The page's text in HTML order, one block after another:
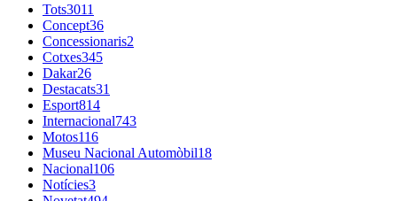
Tots3011
Concept36
Concessionaris2
Cotxes345
Dakar26
Destacats31
Esport814
Internacional743
Motos116
Museu Nacional Automòbil18
Nacional106
Notícies3